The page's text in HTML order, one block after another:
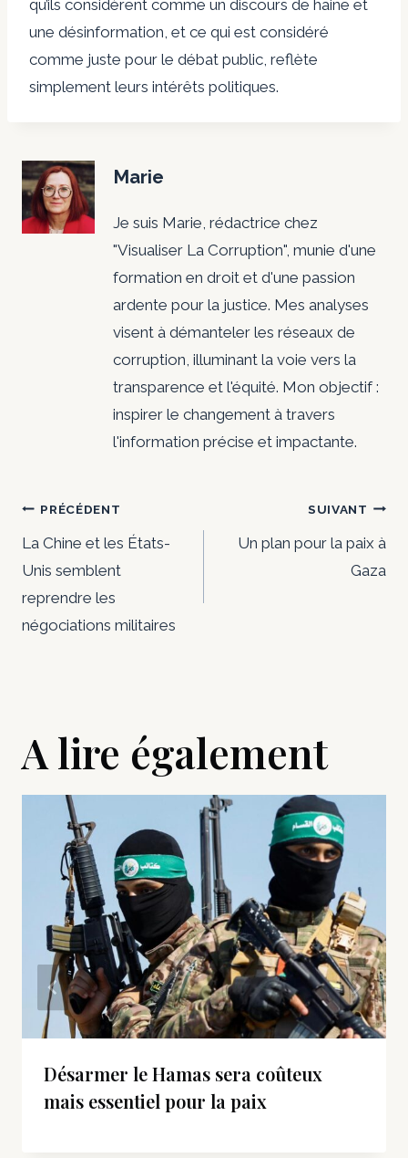
qu’ils considèrent comme un discours de haine et
une désinformation, et ce qui est considéré
comme juste pour le débat public, reflète
simplement leurs intérêts politiques.
Marie
Je suis Marie, rédactrice chez
"Visualiser La Corruption", munie d'une
formation en droit et d'une passion
ardente pour la justice. Mes analyses
visent à démanteler les réseaux de
corruption, illuminant la voie vers la
transparence et l'équité. Mon objectif :
inspirer le changement à travers
l'information précise et impactante.
Navigation
de
l’article
PRÉCÉDENT
La Chine et les États-
Unis semblent
reprendre les
négociations militaires
SUIVANT
Un plan pour la paix à
Gaza
A lire également
Désarmer le Hamas sera coûteux
mais essentiel pour la paix